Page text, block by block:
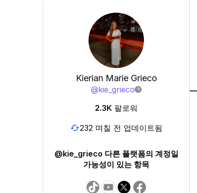
Kierian Marie Grieco
@kie_grieco
2.3K 팔로워
232 며칠 전 업데이트됨
@kie_grieco 다른 플랫폼의 계정일
가능성이 있는 항목